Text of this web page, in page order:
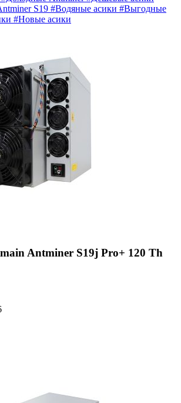
S19 #Водяные асики #Выгодные
#Новые асики
Antminer S19j Pro+ 120 Th